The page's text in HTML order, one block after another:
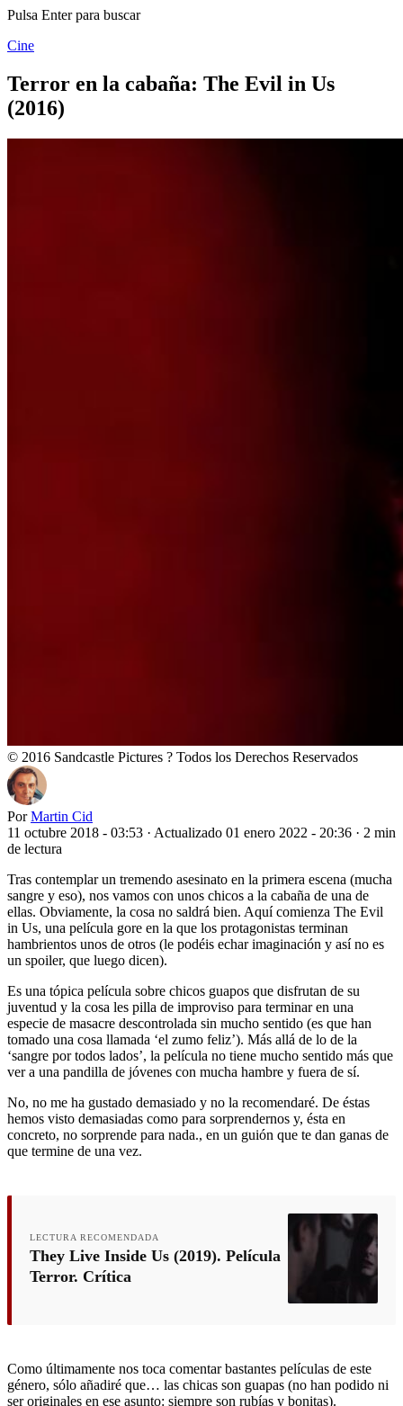
Pulsa Enter para buscar
Cine
Terror en la cabaña: The Evil in Us
(2016)
© 2016 Sandcastle Pictures ? Todos los Derechos Reservados
Por Martin Cid
11 octubre 2018 - 03:53 · Actualizado 01 enero 2022 - 20:36 · 2 min
de lectura
Tras contemplar un tremendo asesinato en la primera escena (mucha
sangre y eso), nos vamos con unos chicos a la cabaña de una de
ellas. Obviamente, la cosa no saldrá bien. Aquí comienza The Evil
in Us, una película gore en la que los protagonistas terminan
hambrientos unos de otros (le podéis echar imaginación y así no es
un spoiler, que luego dicen).
Es una tópica película sobre chicos guapos que disfrutan de su
juventud y la cosa les pilla de improviso para terminar en una
especie de masacre descontrolada sin mucho sentido (es que han
tomado una cosa llamada ‘el zumo feliz’). Más allá de lo de la
‘sangre por todos lados’, la película no tiene mucho sentido más que
ver a una pandilla de jóvenes con mucha hambre y fuera de sí.
No, no me ha gustado demasiado y no la recomendaré. De éstas
hemos visto demasiadas como para sorprendernos y, ésta en
concreto, no sorprende para nada., en un guión que te dan ganas de
que termine de una vez.
LECTURA RECOMENDADA
They Live Inside Us (2019). Película
Terror. Crítica
Como últimamente nos toca comentar bastantes películas de este
género, sólo añadiré que… las chicas son guapas (no han podido ni
ser originales en ese asunto: siempre son rubías y bonitas).